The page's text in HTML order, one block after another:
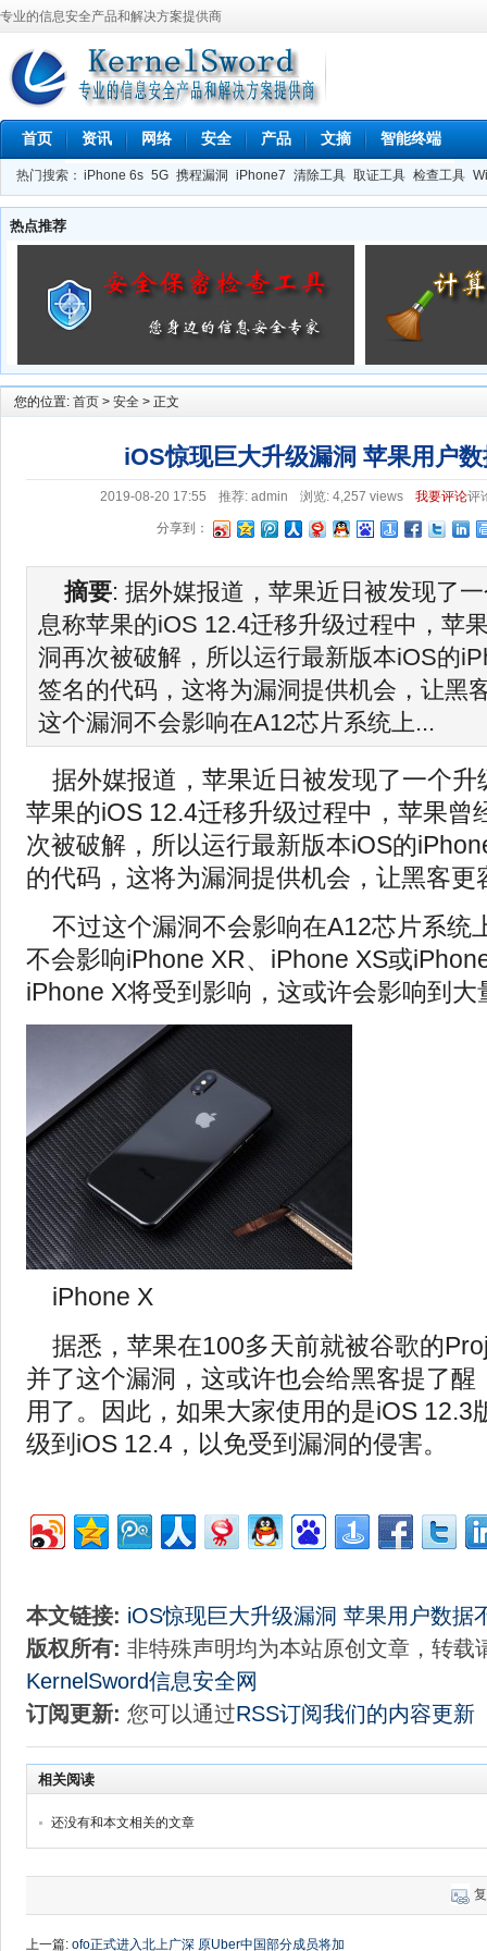
专业的信息安全产品和解决方案提供商
首页 资讯 网络 安全 产品 文摘 智能终端
热门搜索： iPhone 6s 5G 携程漏洞 iPhone7 清除工具 取证工具 检查工具
FDD Ubuntu Wi-Fi Windows 10
热点推荐
您的位置: 首页 > 安全 > 正文
iOS惊现巨大升级漏洞 苹果用户
2019-08-20 17:55 推荐: admin 浏览: 4,257 views 我要评论评
分享到：
摘要: 据外媒报道，苹果近日被发现了
息称苹果的iOS 12.4迁移升级过程中，苹
洞再次被破解，所以运行最新版本iOS的
签名的代码，这将为漏洞提供机会，让黑
这个漏洞不会影响在A12芯片系统上...
据外媒报道，苹果近日被发现了一个升
苹果的iOS 12.4迁移升级过程中，苹果曾
次被破解，所以运行最新版本iOS的
的代码，这将为漏洞提供机会，让黑客更
不过这个漏洞不会影响在A12芯片系统
不会影响iPhone XR、iPhone XS或
iPhone X将受到影响，这或许会影响到大
iPhone X
据悉，苹果在100多天前就被谷歌的
并了这个漏洞，这或许也会给黑客提了醒
用了。因此，如果大家使用的是iOS 12.3
级到iOS 12.4，以免受到漏洞的侵害。
本文链接: iOS惊现巨大升级漏洞 苹果用户数据
版权所有: 非特殊声明均为本站原创文章，转载
KernelSword信息安全网
订阅更新: 您可以通过RSS订阅我们的内容更新
相关阅读
还没有和本文相关的文章
上一篇: ofo正式进入北上广深 原Uber中国部分成员将加